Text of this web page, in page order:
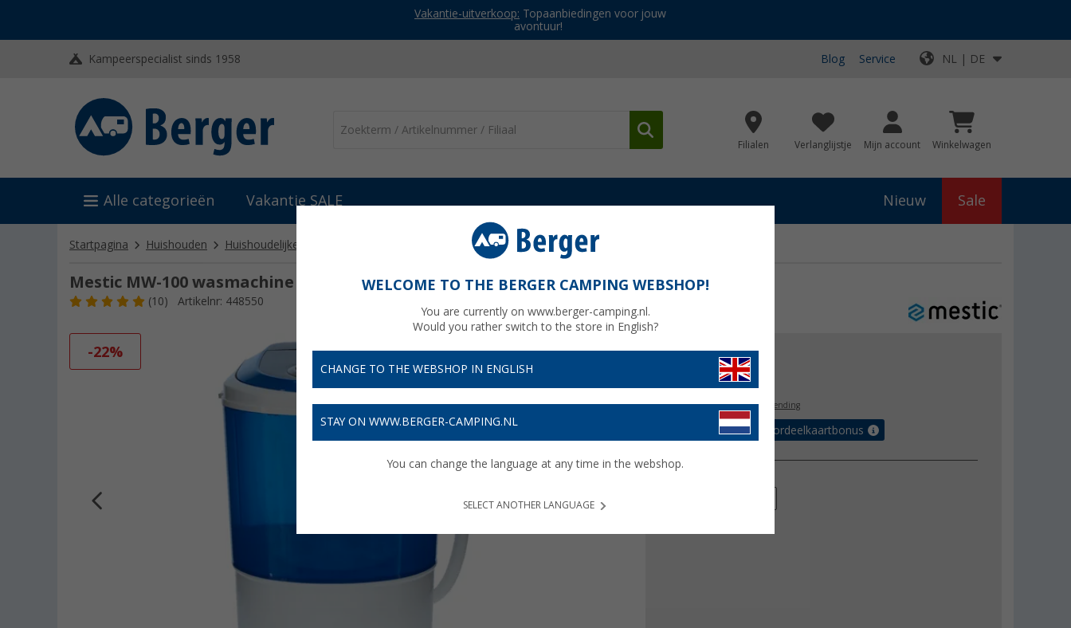
Vakantie-uitverkoop: Topaanbiedingen voor jouw
avontuur!
Kampeerspecialist sinds 1958 Blog Service NL | DE
Filialen Verlanglijstje Mijn account Winkelwagen
Alle categorieën Vakantie SALE Nieuw Sale
Startpagina Huishouden Huishoudelijke apparaten Stofzuigen & schoonmaken Mestic wasmachine
Mestic MW-100 wasmachine 2 kg
(10) Artikelnr: 448550
-22% Adviesprijs€ 89,95
€ 69,99
Prijzen incl. BTWgratis verzending
Verzeker tot 5% voordeelkaartbonus
WELCOME TO THE BERGER CAMPING WEBSHOP!
You are currently on www.berger-camping.nl.
Would you rather switch to the store in English?
CHANGE TO THE WEBSHOP IN ENGLISH
STAY ON WWW.BERGER-CAMPING.NL
You can change the language at any time in the webshop.
SELECT ANOTHER LANGUAGE